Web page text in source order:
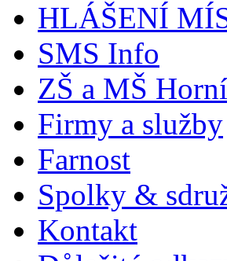
HLÁŠENÍ
SMS Info
ZŠ a MŠ
Firmy a služby
Farnost
Spolky &
Kontakt